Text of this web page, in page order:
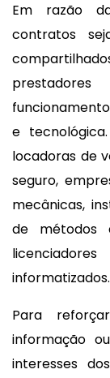
Em razão
contratos
e
locadoras de
seguro,
mecânicas,
de métodos
informatizados.
Para
informação
interesses